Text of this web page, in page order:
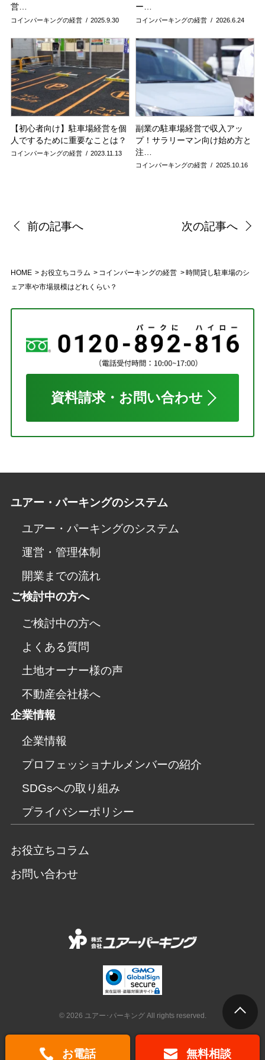
お電話 無料相談
営…
2025.9.30
コインパーキングの経営
ー…
2026.6.24
コインパーキングの経営
【初心者向け】駐車場経営を個
人でするために重要なことは？
2023.11.13
コインパーキングの経営
副業の駐車場経営で収入アッ
プ！サラリーマン向け始め方と
注…
2025.10.16
コインパーキングの経営
前の記事へ 次の記事へ
HOME お役立ちコラム コインパーキングの経営
時間貸し駐車場のシ
ェア率や市場規模はどれくらい？
資料請求・お問い合わせ
ユアー・パーキングのシステム
ユアー・パーキングのシステム
運営・管理体制
開業までの流れ
ご検討中の方へ
ご検討中の方へ
よくある質問
土地オーナー様の声
不動産会社様へ
企業情報
企業情報
プロフェッショナルメンバーの紹介
SDGsへの取り組み
プライバシーポリシー
お役立ちコラム
お問い合わせ
© 2026 ユアー･パーキング All rights reserved.